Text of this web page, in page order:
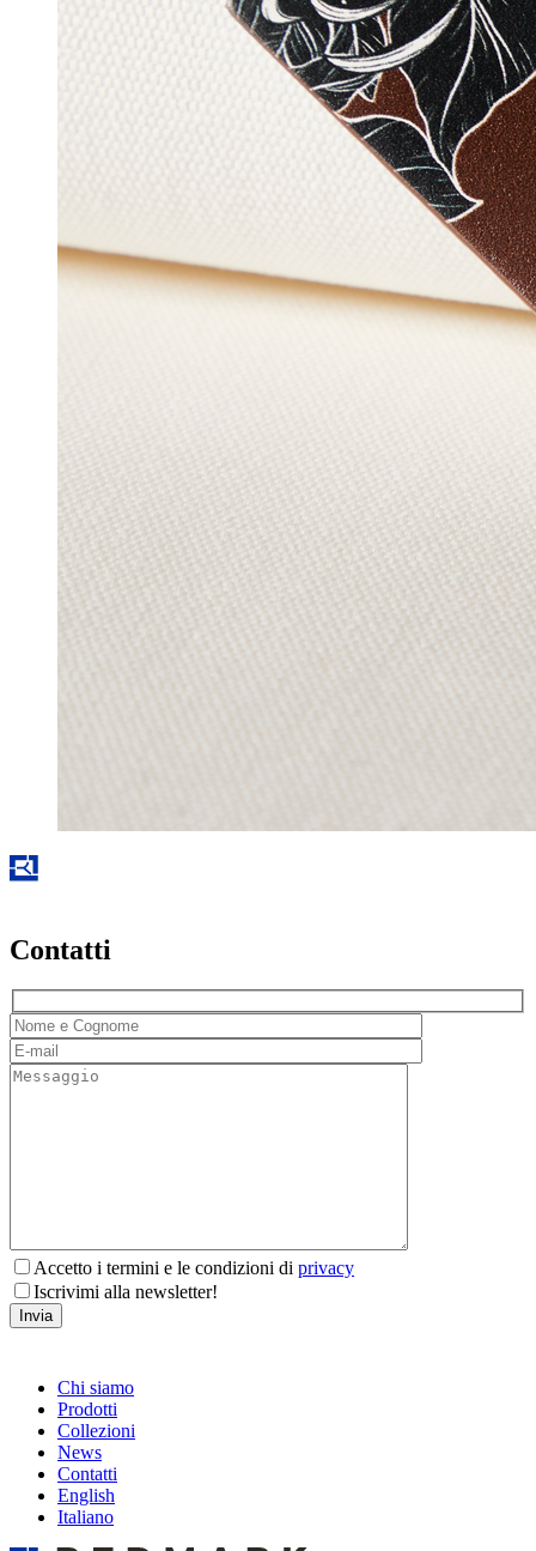
Contatti
Accetto i termini e le condizioni di privacy
Iscrivimi alla newsletter!
Chi siamo
Prodotti
Collezioni
News
Contatti
English
Italiano